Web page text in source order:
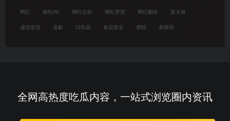
网红 网红PK 网红出轨 网红带货 网红翻车 耍大牌
虚假宣传 道歉 闫学晶 食品安全 鹿晗 黄晓明
全网高热度吃瓜内容，一站式浏览圈内资讯